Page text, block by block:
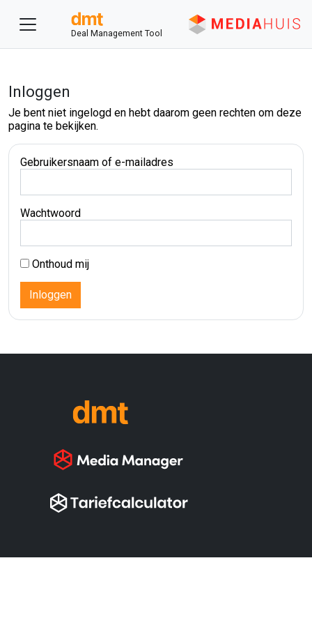
Deal Management Tool
Inloggen
Je bent niet ingelogd en hebt daarom geen rechten om deze
pagina te bekijken.
Gebruikersnaam of e-mailadres
Wachtwoord
Onthoud mij